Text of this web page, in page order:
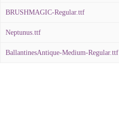
BRUSHMAGIC-Regular.ttf
Neptunus.ttf
BallantinesAntique-Medium-Regular.ttf